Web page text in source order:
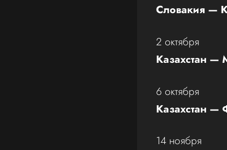
Словакия —
2 октября
Казахстан —
6 октября
Казахстан —
14 ноября